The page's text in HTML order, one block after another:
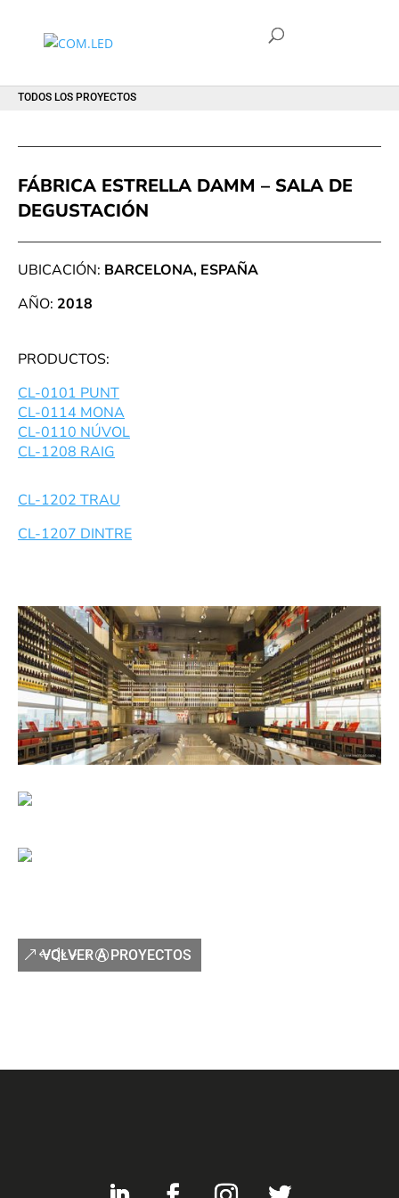
TODOS LOS PROYECTOS
VOLVER A PROYECTOS
FÁBRICA ESTRELLA DAMM – SALA DE
DEGUSTACIÓN
UBICACIÓN: BARCELONA, ESPAÑA
AÑO: 2018
PRODUCTOS:
CL-0101 PUNT
CL-0114 MONA
CL-0110 NÚVOL
CL-1208 RAIG
CL-1202 TRAU
CL-1207 DINTRE